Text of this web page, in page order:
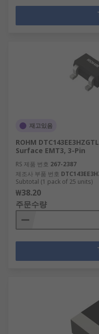
재고있음
ROHM
Surface EMT3, 3-Pin
RS 제품 번호 267-2387
제조사 부품 번호
Subtotal (1 pack of 25 units)
₩38.20
주문수량